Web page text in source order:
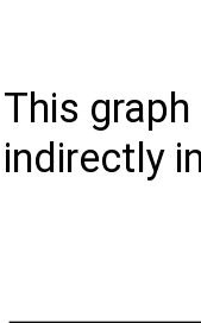
This
indirectly